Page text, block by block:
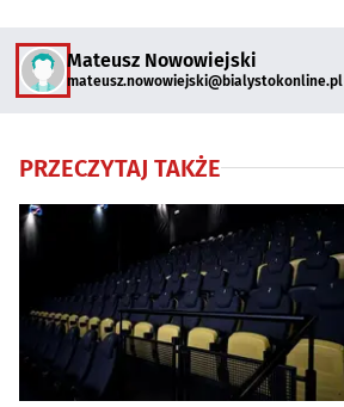
Mateusz Nowowiejski
mateusz.nowowiejski@bialystokonline.pl
PRZECZYTAJ TAKŻE